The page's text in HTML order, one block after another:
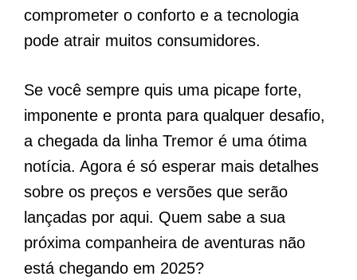
comprometer o conforto e a tecnologia
pode atrair muitos consumidores.
Se você sempre quis uma picape forte,
imponente e pronta para qualquer desafio,
a chegada da linha Tremor é uma ótima
notícia. Agora é só esperar mais detalhes
sobre os preços e versões que serão
lançadas por aqui. Quem sabe a sua
próxima companheira de aventuras não
está chegando em 2025?